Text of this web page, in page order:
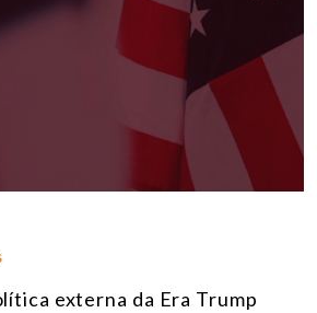
externa da Era Trump